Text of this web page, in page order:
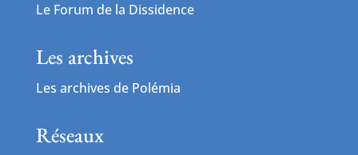
Le Forum de la Dissidence
Les archives
Les archives de Polémia
Réseaux